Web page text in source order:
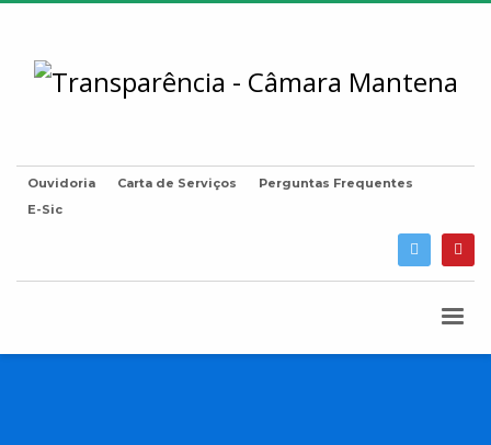
Ouvidoria Carta de Serviços
Perguntas Frequentes
E-Sic